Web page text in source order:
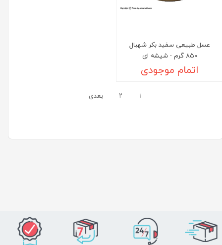
عسل طبیعی سفید بکر شهبال
850 گرم - شیشه ای
اتمام موجودی
۱ ۲ بعدی